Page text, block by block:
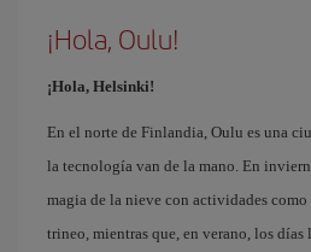
¡Hola, Oulu!
¡Hola, Helsinki!
En el norte de Finlandia, Oulu es una
la tecnología van de la mano. En
magia de la nieve con actividades como
trineo, mientras que, en verano, los